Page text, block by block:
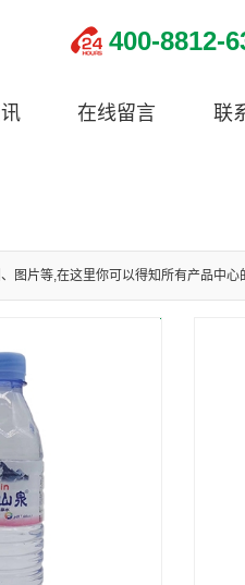
400-8812-
在线留言 联
片等,在这里你可以得知所有产品中心